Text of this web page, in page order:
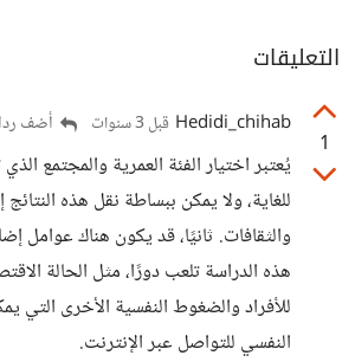
التعليقات
1
Hedidi_chihab قبل 3 سنوات أضف ردا
يُعتبر اختيار الفئة العمرية والمجتمع
للغاية، ولا يمكن ببساطة نقل هذه
والثقافات. ثانيًا، قد يكون هناك عوامل
هذه الدراسة تلعب دورًا، مثل الحالة
للأفراد والضغوط النفسية الأخرى التي
النفسي للتواصل عبر الإنترنت.